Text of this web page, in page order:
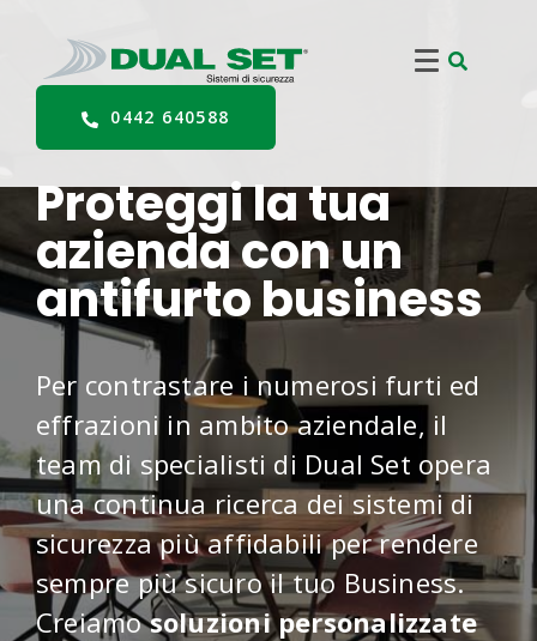
0442 640588
Proteggi la tua
azienda con un
antifurto business
Per contrastare i numerosi furti ed
effrazioni in ambito aziendale, il
team di specialisti di Dual Set opera
una continua ricerca dei sistemi di
sicurezza più affidabili per rendere
sempre più sicuro il tuo Business.
Creiamosoluzioni personalizzate